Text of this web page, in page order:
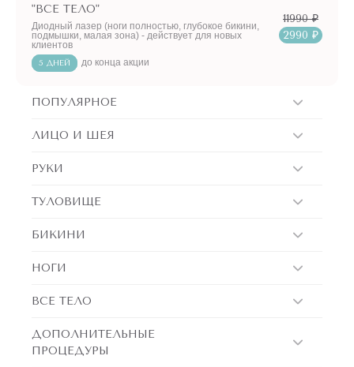
"ВСЕ ТЕЛО"
Диодный лазер (ноги полностью, глубокое бикини,
подмышки, малая зона) - действует для новых
клиентов
5 ДНЕЙ до конца акции
11990 ₽
2990 ₽
ПОПУЛЯРНОЕ
ЛИЦО И ШЕЯ
РУКИ
ТУЛОВИЩЕ
БИКИНИ
НОГИ
ВСЕ ТЕЛО
ДОПОЛНИТЕЛЬНЫЕ
ПРОЦЕДУРЫ